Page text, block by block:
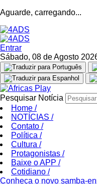
Aguarde, carregando...
Entrar
Sábado, 08 de Agosto
Pesquisar Notícia
Home /
NOTÍCIAS /
Contato /
Política /
Cultura /
Protagonistas /
Baixe o APP /
Cotidiano /
Conheça o novo samba-